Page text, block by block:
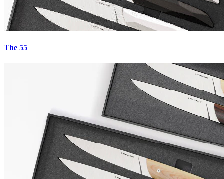
The 55
5.0 27 avis
Payez en 4x sans frais avec Paypal
Dark-Matter-Gold